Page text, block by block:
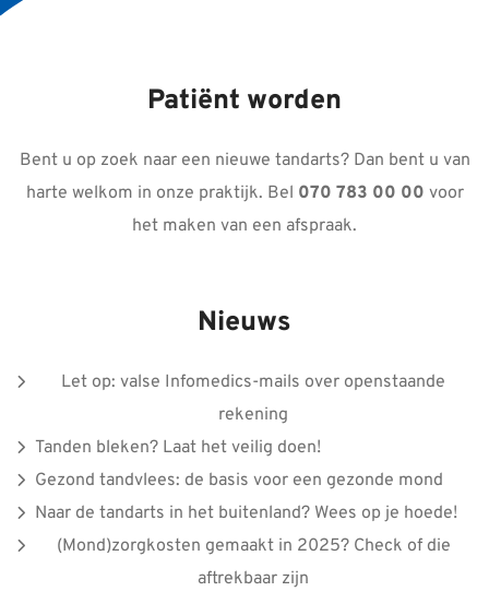
Patiënt worden
Bent u op zoek naar een nieuwe tandarts? Dan bent u van
harte welkom in onze praktijk. Bel 070 783 00 00 voor
het maken van een afspraak.
Nieuws
Let op: valse Infomedics-mails over openstaande
rekening
Tanden bleken? Laat het veilig doen!
Gezond tandvlees: de basis voor een gezonde mond
Naar de tandarts in het buitenland? Wees op je hoede!
(Mond)zorgkosten gemaakt in 2025? Check of die
aftrekbaar zijn